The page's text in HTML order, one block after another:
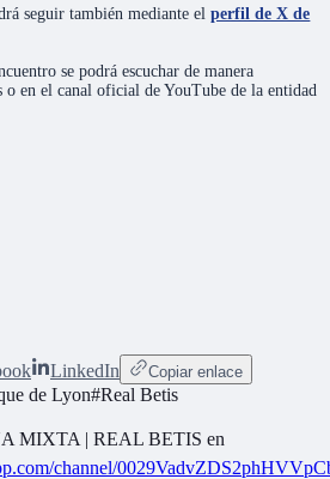
seguir también mediante elperfil de X de
se podrá escuchar de manera
en el canal oficial de YouTube de la entidad
LinkedIn Copiar enlace
de Lyon#Real Betis
MIXTA | REAL BETIS en
channel/